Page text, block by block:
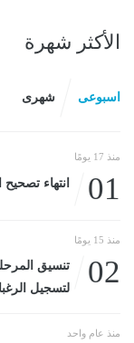
الأكثر شهرة
اسبوعى شهرى
منذ 17 يومًا
01 انتهاء تصحيح
منذ 15 يومًا
02
لتسجيل
منذ عام واحد